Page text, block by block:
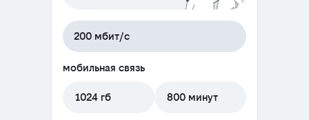
200 мбит/с
мобильная связь
1024 гб 800 минут